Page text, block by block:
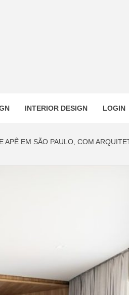
INTERIOR DESIGN LOGIN
APÊ EM SÃO PAULO, COM